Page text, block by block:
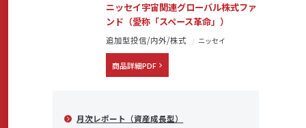
ニッセイ宇宙関連グローバル株式ファ
ンド（愛称「スペース革命」）
追加型投信/内外/株式 ニッセイ
商品詳細PDF
月次レポート（資産成長型）